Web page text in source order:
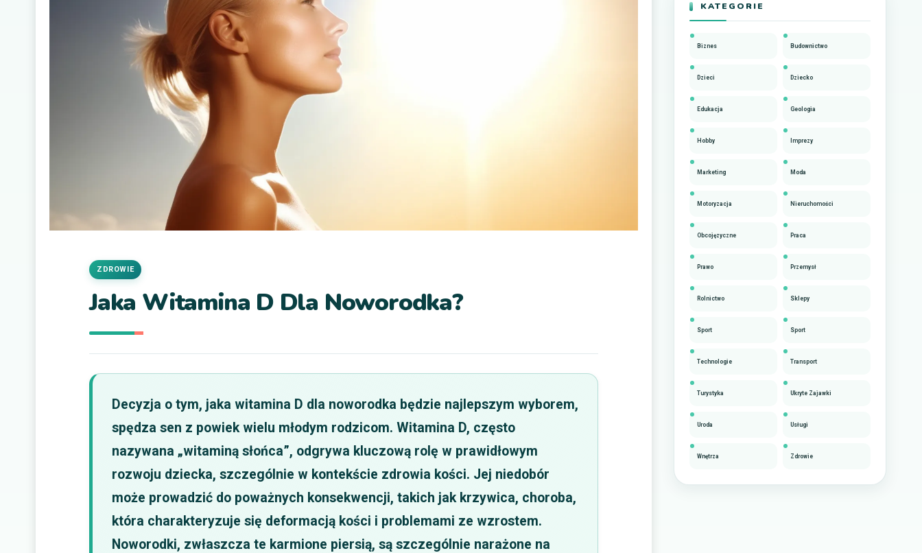
Jaka Witamina D Dla Noworodka?
ZDROWIE
Decyzja o tym, jaka witamina D dla noworodka będzie najlepszym wyborem,
spędza sen z powiek wielu młodym rodzicom. Witamina D, często
nazywana „witaminą słońca”, odgrywa kluczową rolę w prawidłowym
rozwoju dziecka, szczególnie w kontekście zdrowia kości. Jej niedobór
może prowadzić do poważnych konsekwencji, takich jak krzywica, choroba,
która charakteryzuje się deformacją kości i problemami ze wzrostem.
Noworodki, zwłaszcza te karmione piersią, są szczególnie narażone na
KATEGORIE
Biznes Budownictwo
Dzieci Dziecko
Edukacja Geologia
Hobby Imprezy
Marketing Moda
Motoryzacja Nieruchomości
Obcojęzyczne Praca
Prawo Przemysł
Rolnictwo Sklepy
Sport Sport
Technologie Transport
Turystyka Ukryte Zajawki
Uroda Usługi
Wnętrza Zdrowie